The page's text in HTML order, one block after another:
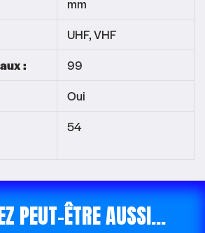
mm
UHF, VHF
:
99
Oui
54
PEUT-ÊTRE AUSSI…